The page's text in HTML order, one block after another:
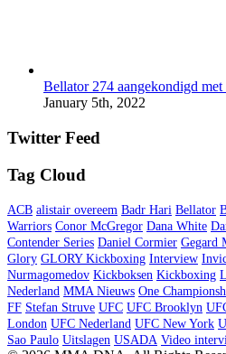
Bellator 274 aangekondigd
January 5th, 2022
Twitter Feed
Tag Cloud
ACB alistair overeem Badr Hari Bellator
Warriors Conor McGregor Dana White
Contender Series Daniel Cormier Gegard
Glory GLORY Kickboxing Interview
Nurmagomedov Kickboksen Kickboxing
Nederland MMA Nieuws One
FF Stefan Struve UFC UFC Brooklyn
London UFC Nederland UFC New York
Sao Paulo Uitslagen USADA Video